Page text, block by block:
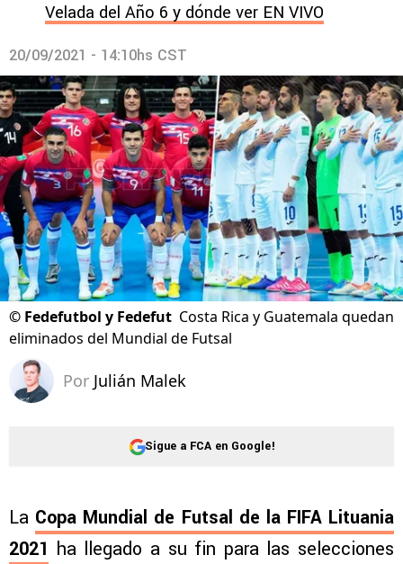
Velada del Año 6 y dónde ver EN VIVO
20/09/2021 - 14:10hs CST
© Fedefutbol y Fedefut Costa Rica y Guatemala quedan
eliminados del Mundial de Futsal
Por Julián Malek
Sigue a FCA en Google!
La Copa Mundial de Futsal de la FIFA Lituania
2021 ha llegado a su fin para las selecciones